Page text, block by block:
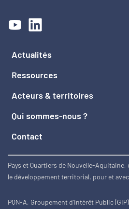
Actualités
Ressources
Acteurs & territoires
Qui sommes-nous ?
Contact
Pays et Quartiers de Nouvelle-
le développement territorial, pour et
PQN-A, Groupement d'Intérêt Public